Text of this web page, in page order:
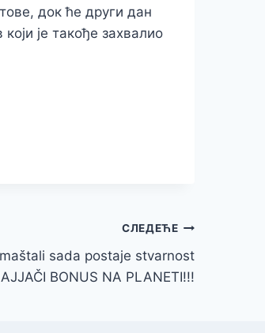
док ће други дан
је такође захвалио
СЛЕДЕЋЕ
sada postaje stvarnost
BONUS NA PLANETI!!!